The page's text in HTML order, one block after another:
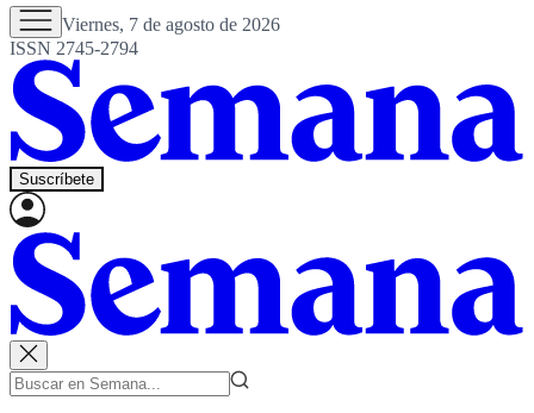
Viernes, 7 de agosto de 2026
ISSN 2745-2794
Suscríbete